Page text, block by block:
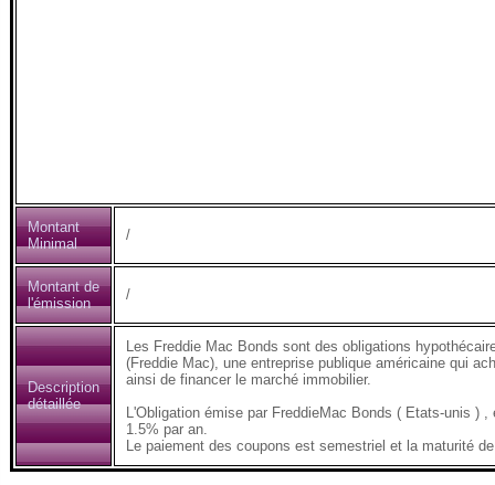
Montant
Minimal
/
Montant de
l'émission
/
Description
détaillée
Les Freddie Mac Bonds sont des obligations
(Freddie Mac), une entreprise publique américaine qui
ainsi de financer le marché immobilier.
L'Obligation émise par FreddieMac Bonds ( Etats-unis )
1.5% par an.
Le paiement des coupons est semestriel et la maturité